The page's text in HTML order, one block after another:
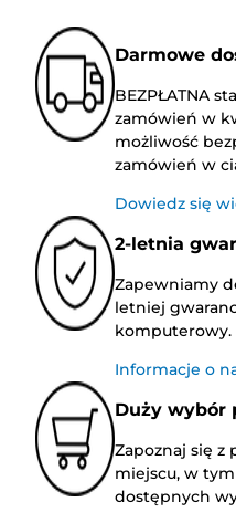
Darmowe
BEZPŁATNA
zamówień w
możliwość
zamówień w
Dowiedz się
2-letnia
Zapewniamy
letniej
komputerowy.
Informacje o
Duży wybór
Zapoznaj się z
miejscu, w
dostępnych